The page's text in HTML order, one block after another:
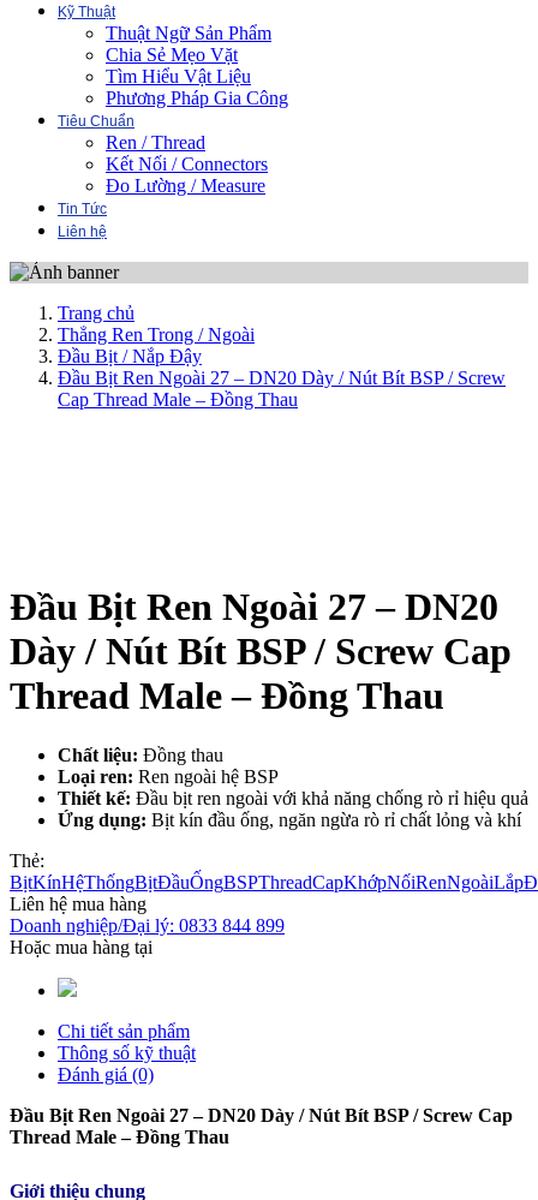
Kỹ Thuật
Thuật Ngữ Sản Phẩm
Chia Sẻ Mẹo Vặt
Tìm Hiểu Vật Liệu
Phương Pháp Gia Công
Tiêu Chuẩn
Ren / Thread
Kết Nối / Connectors
Đo Lường / Measure
Tin Tức
Liên hệ
Trang chủ
Thẳng Ren Trong / Ngoài
Đầu Bịt / Nắp Đậy
Đầu Bịt Ren Ngoài 27 – DN20 Dày / Nút Bít BSP / Screw
Cap Thread Male – Đồng Thau
Đầu Bịt Ren Ngoài 27 – DN20
Dày / Nút Bít BSP / Screw Cap
Thread Male – Đồng Thau
Chất liệu: Đồng thau
Loại ren: Ren ngoài hệ BSP
Thiết kế: Đầu bịt ren ngoài với khả năng chống rò rỉ hiệu quả
Ứng dụng: Bịt kín đầu ống, ngăn ngừa rò rỉ chất lỏng và khí
Thẻ:
BịtKínHệThốngBịtĐầuỐngBSPThreadCapKhớpNốiRenNgoài
Liên hệ mua hàng
Doanh nghiệp/Đại lý: 0833 844 899
Hoặc mua hàng tại
Chi tiết sản phẩm
Thông số kỹ thuật
Đánh giá (0)
Đầu Bịt Ren Ngoài 27 – DN20 Dày / Nút Bít BSP / Screw Cap
Thread Male – Đồng Thau
Giới thiệu chung